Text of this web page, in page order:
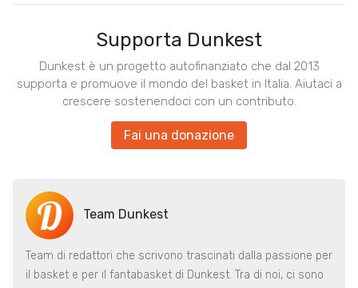
Supporta Dunkest
Dunkest è un progetto autofinanziato che dal 2013
supporta e promuove il mondo del basket in Italia. Aiutaci a
crescere sostenendoci con un contributo.
Fai una donazione
Team Dunkest
Team di redattori che scrivono trascinati dalla passione per
il basket e per il fantabasket di Dunkest. Tra di noi, ci sono